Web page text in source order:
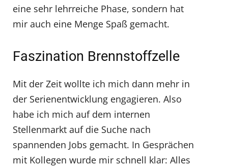
eine sehr lehrreiche Phase, sondern hat
mir auch eine Menge Spaß gemacht.
Faszination Brennstoffzelle
Mit der Zeit wollte ich mich dann mehr in
der Serienentwicklung engagieren. Also
habe ich mich auf dem internen
Stellenmarkt auf die Suche nach
spannenden Jobs gemacht. In Gesprächen
mit Kollegen wurde mir schnell klar: Alles